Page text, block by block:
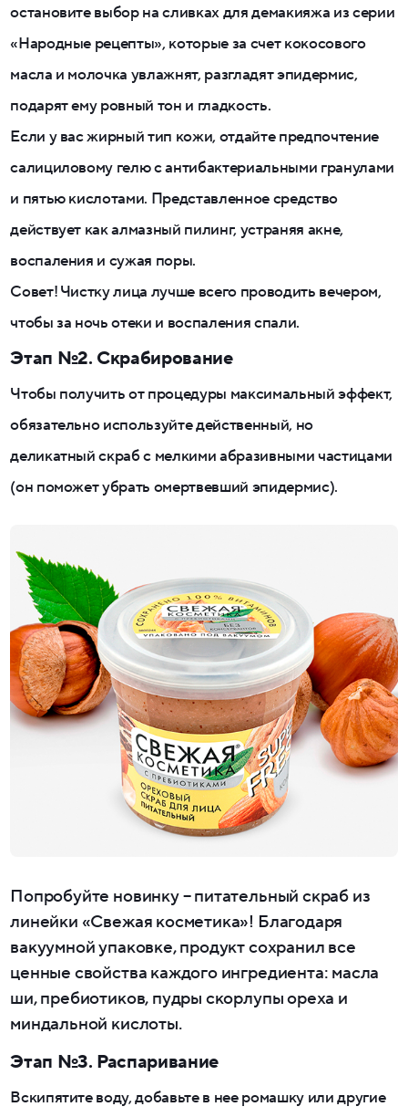
остановите выбор на сливках для демакияжа из серии
«Народные рецепты», которые за счет кокосового
масла и молочка увлажнят, разгладят эпидермис,
подарят ему ровный тон и гладкость.
Если у вас жирный тип кожи, отдайте предпочтение
салициловому гелю с антибактериальными гранулами
и пятью кислотами. Представленное средство
действует как алмазный пилинг, устраняя акне,
воспаления и сужая поры.
Совет! Чистку лица лучше всего проводить вечером,
чтобы за ночь отеки и воспаления спали.
Этап №2. Скрабирование
Чтобы получить от процедуры максимальный эффект,
обязательно используйте действенный, но
деликатный скраб с мелкими абразивными частицами
(он поможет убрать омертвевший эпидермис).
Попробуйте новинку – питательный скраб из
линейки «Свежая косметика»! Благодаря
вакуумной упаковке, продукт сохранил все
ценные свойства каждого ингредиента: масла
ши, пребиотиков, пудры скорлупы ореха и
миндальной кислоты.
Этап №3. Распаривание
Вскипятите воду, добавьте в нее ромашку или другие